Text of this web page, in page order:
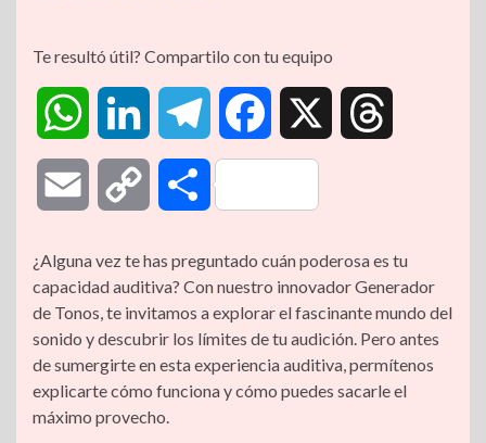
Te resultó útil? Compartilo con tu equipo
t
s
A
p
k
e
d
I
e
e
g
r
a
c
e
b
o
e
a
d
a
i
l
p
y
L
C
m
p
a
¿Alguna vez te has preguntado cuán poderosa es tu
capacidad auditiva? Con nuestro innovador Generador
de Tonos, te invitamos a explorar el fascinante mundo del
sonido y descubrir los límites de tu audición. Pero antes
de sumergirte en esta experiencia auditiva, permítenos
explicarte cómo funciona y cómo puedes sacarle el
máximo provecho.